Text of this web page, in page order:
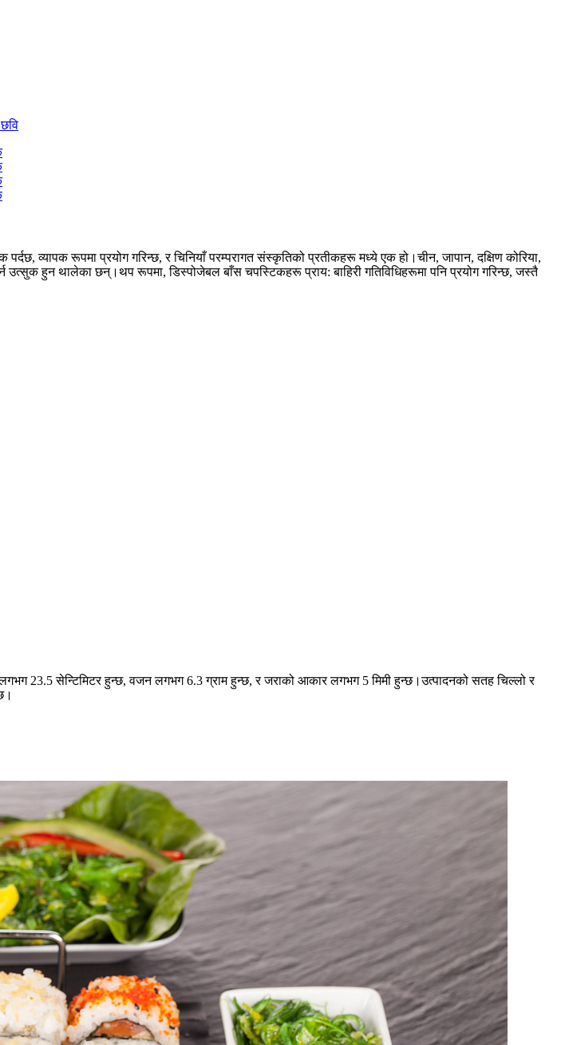
व्यापक रूपमा प्रयोग गरिन्छ, र चिनियाँ परम्परागत संस्कृतिको प्रतीकहरू मध्ये एक हो।चीन, जापान, दक्षिण कोरिया,
हुन थालेका छन्।थप रूपमा, डिस्पोजेबल बाँस चपस्टिकहरू प्राय: बाहिरी गतिविधिहरूमा पनि प्रयोग गरिन्छ, जस्तै
23.5 सेन्टिमिटर हुन्छ, वजन लगभग 6.3 ग्राम हुन्छ, र जराको आकार लगभग 5 मिमी हुन्छ।उत्पादनको सतह चिल्लो र